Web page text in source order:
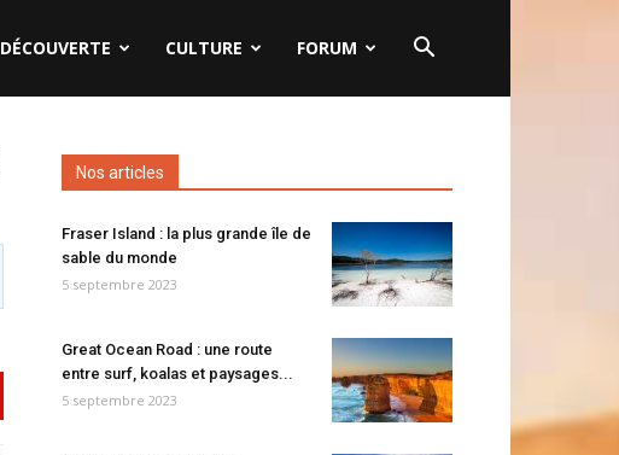
DÉCOUVERTE CULTURE FORUM
Nos articles
Fraser Island : la plus grande île de
sable du monde
5 septembre 2023
Great Ocean Road : une route
entre surf, koalas et paysages...
5 septembre 2023